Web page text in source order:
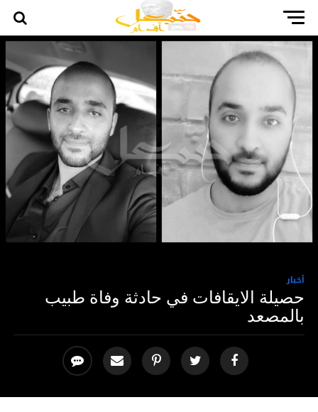
أخبار
حصيلة الايقافات في حادثة وفاة طبيب
بالمصعد